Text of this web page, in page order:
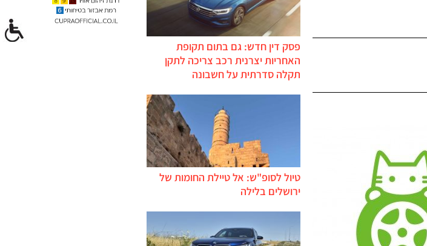
פסק דין חדש: גם בתום תקופת
האחריות יצרנית רכב צריכה לתקן
תקלה סדרתית על חשבונה
טיול לסופ"ש: אל טיילת החומות של
ירושלים בלילה